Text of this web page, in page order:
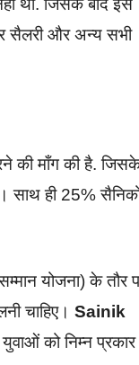
था. जिसके बाद इस
सैलरी और अन्य सभी
की माँग की है.
साथ ही 25%
योजना) के तौर
चाहिए। Sainik
को निम्न प्रकार